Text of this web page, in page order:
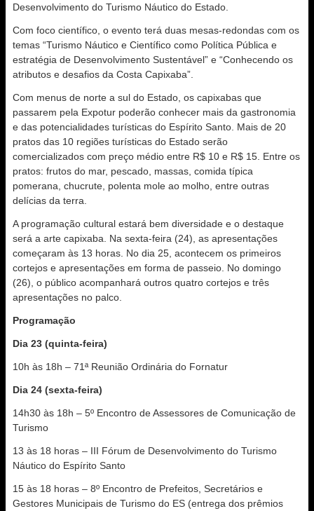
Desenvolvimento do Turismo Náutico do Estado.
Com foco científico, o evento terá duas mesas-redondas com os
temas “Turismo Náutico e Científico como Política Pública e
estratégia de Desenvolvimento Sustentável” e “Conhecendo os
atributos e desafios da Costa Capixaba”.
Com menus de norte a sul do Estado, os capixabas que
passarem pela Expotur poderão conhecer mais da gastronomia
e das potencialidades turísticas do Espírito Santo. Mais de 20
pratos das 10 regiões turísticas do Estado serão
comercializados com preço médio entre R$ 10 e R$ 15. Entre os
pratos: frutos do mar, pescado, massas, comida típica
pomerana, chucrute, polenta mole ao molho, entre outras
delícias da terra.
A programação cultural estará bem diversidade e o destaque
será a arte capixaba. Na sexta-feira (24), as apresentações
começaram às 13 horas. No dia 25, acontecem os primeiros
cortejos e apresentações em forma de passeio. No domingo
(26), o público acompanhará outros quatro cortejos e três
apresentações no palco.
Programação
Dia 23 (quinta-feira)
10h às 18h – 71ª Reunião Ordinária do Fornatur
Dia 24 (sexta-feira)
14h30 às 18h – 5º Encontro de Assessores de Comunicação de
Turismo
13 às 18 horas – III Fórum de Desenvolvimento do Turismo
Náutico do Espírito Santo
15 às 18 horas – 8º Encontro de Prefeitos, Secretários e
Gestores Municipais de Turismo do ES (entrega dos prêmios